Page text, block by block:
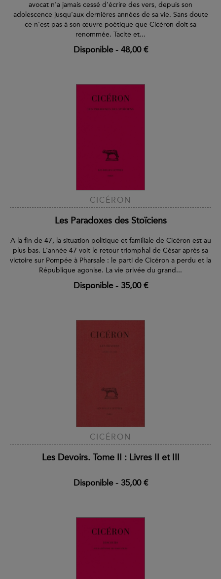
avocat n'a jamais cessé d’écrire des vers, depuis son
adolescence jusqu’aux dernières années de sa vie. Sans doute
ce n’est pas à son œuvre poétique que Cicéron doit sa
renommée. Tacite et...
Disponible- 48,00 €
CICÉRON
Les Paradoxes des Stoïciens
A la fin de 47, la situation politique et familiale de Cicéron est au
plus bas. L'année 47 voit le retour triomphal de César après sa
victoire sur Pompée à Pharsale : le parti de Cicéron a perdu et la
République agonise. La vie privée du grand...
Disponible- 35,00 €
CICÉRON
Les Devoirs. Tome II : Livres II et III
Disponible- 35,00 €